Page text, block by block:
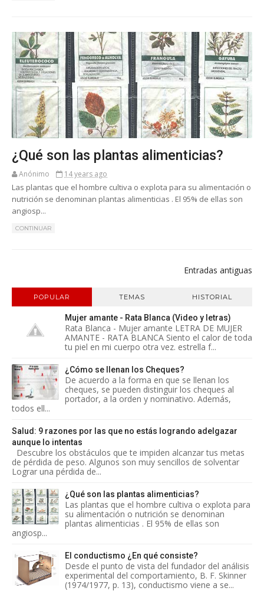
¿Qué son las plantas alimenticias?
Anónimo 14 years ago
Las plantas que el hombre cultiva o explota para su alimentación o
nutrición se denominan plantas alimenticias . El 95% de ellas son
angiosp...
CONTINUAR
Entradas antiguas
POPULAR TEMAS HISTORIAL
Mujer amante - Rata Blanca (Video y letras)
Rata Blanca - Mujer amante LETRA DE MUJER
AMANTE - RATA BLANCA Siento el calor de toda
tu piel en mi cuerpo otra vez. estrella f...
¿Cómo se llenan los Cheques?
De acuerdo a la forma en que se llenan los
cheques, se pueden distinguir los cheques al
portador, a la orden y nominativo. Además,
todos ell...
Salud: 9 razones por las que no estás logrando adelgazar
aunque lo intentas
Descubre los obstáculos que te impiden alcanzar tus metas
de pérdida de peso. Algunos son muy sencillos de solventar
Lograr una pérdida de...
¿Qué son las plantas alimenticias?
Las plantas que el hombre cultiva o explota para
su alimentación o nutrición se denominan
plantas alimenticias . El 95% de ellas son
angiosp...
El conductismo ¿En qué consiste?
Desde el punto de vista del fundador del análisis
experimental del comportamiento, B. F. Skinner
(1974/1977, p. 13), conductismo viene a se...